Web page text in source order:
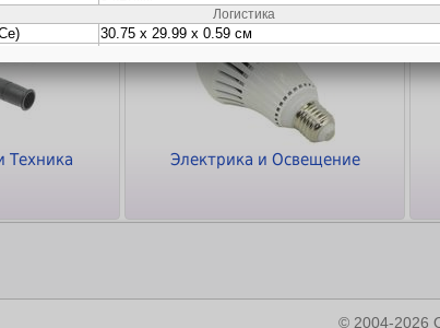
Техника Электрика и Освещение
© 2004-2026